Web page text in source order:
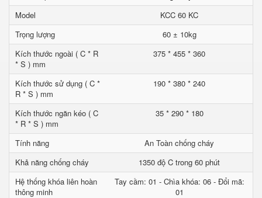
Model
KCC 60 KC
Trọng lượng
60 ± 10kg
Kích thước ngoài ( C * R
* S ) mm
375 * 455 * 360
Kích thước sử dụng ( C *
R * S ) mm
190 * 380 * 240
Kích thước ngăn kéo ( C
* R * S ) mm
35 * 290 * 180
Tính năng
An Toàn chống cháy
Khả năng chống cháy
1350 độ C trong 60 phút
Hệ thống khóa liên hoàn
thông minh
Tay cầm: 01 - Chìa khóa: 06 - Đổi mã:
01